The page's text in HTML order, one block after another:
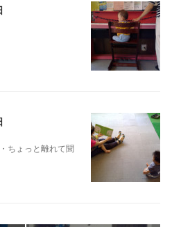
ちょっと離れて聞